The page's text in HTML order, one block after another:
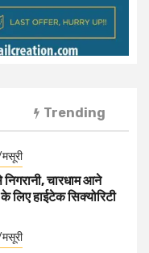
Trending
चारधाम आने
के लिए हाईटेक सिक्योरिटी